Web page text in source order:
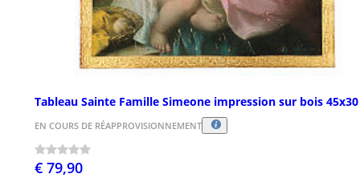
Tableau Sainte Famille Simeone impression sur bois
EN COURS DE RÉAPPROVISIONNEMENT
€ 79,90